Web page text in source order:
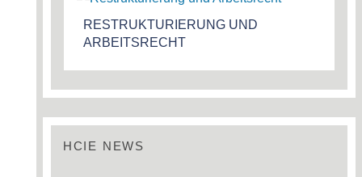
RESTRUKTURIERUNG UND
ARBEITSRECHT
HCIE NEWS